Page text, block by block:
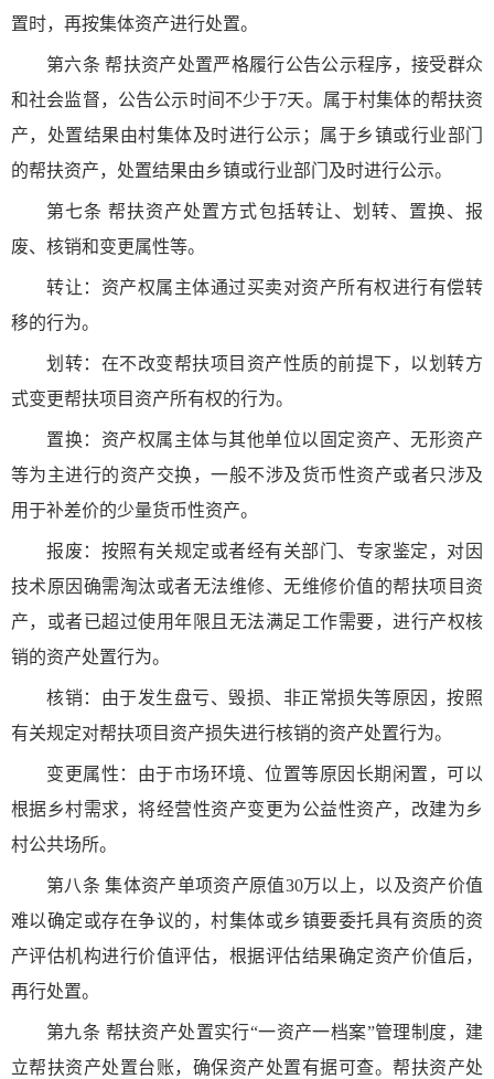
置时，再按集体资产进行处置。
第六条 帮扶资产处置严格履行公告公示程序，接受群众
和社会监督，公告公示时间不少于7天。属于村集体的帮扶资
产，处置结果由村集体及时进行公示；属于乡镇或行业部门
的帮扶资产，处置结果由乡镇或行业部门及时进行公示。
第七条 帮扶资产处置方式包括转让、划转、置换、报
废、核销和变更属性等。
转让：资产权属主体通过买卖对资产所有权进行有偿转
移的行为。
划转：在不改变帮扶项目资产性质的前提下，以划转方
式变更帮扶项目资产所有权的行为。
置换：资产权属主体与其他单位以固定资产、无形资产
等为主进行的资产交换，一般不涉及货币性资产或者只涉及
用于补差价的少量货币性资产。
报废：按照有关规定或者经有关部门、专家鉴定，对因
技术原因确需淘汰或者无法维修、无维修价值的帮扶项目资
产，或者已超过使用年限且无法满足工作需要，进行产权核
销的资产处置行为。
核销：由于发生盘亏、毁损、非正常损失等原因，按照
有关规定对帮扶项目资产损失进行核销的资产处置行为。
变更属性：由于市场环境、位置等原因长期闲置，可以
根据乡村需求，将经营性资产变更为公益性资产，改建为乡
村公共场所。
第八条 集体资产单项资产原值30万以上，以及资产价值
难以确定或存在争议的，村集体或乡镇要委托具有资质的资
产评估机构进行价值评估，根据评估结果确定资产价值后，
再行处置。
第九条 帮扶资产处置实行“一资产一档案”管理制度，建
立帮扶资产处置台账，确保资产处置有据可查。帮扶资产处